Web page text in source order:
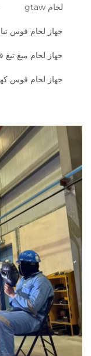
لحام gtaw
جهاز لحام قوس
جهاز لحام ميغ
جهاز لحام قوس